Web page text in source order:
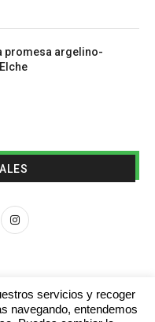
promesa argelino-
servicios y recoger
navegando, entendemos